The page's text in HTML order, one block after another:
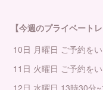
【今週のプライベート
10日 月曜日 ご予約を
11日 火曜日 ご予約を